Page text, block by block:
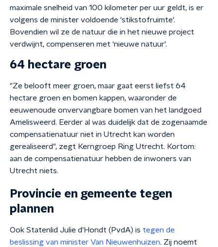
maximale snelheid van 100 kilometer per uur geldt, is er
volgens de minister voldoende 'stikstofruimte'.
Bovendien wil ze de natuur die in het nieuwe project
verdwijnt, compenseren met 'nieuwe natuur'.
64 hectare groen
"Ze belooft meer groen, maar gaat eerst liefst 64
hectare groen en bomen kappen, waaronder de
eeuwenoude onvervangbare bomen van het landgoed
Amelisweerd. Eerder al was duidelijk dat de zogenaamde
compensatienatuur niet in Utrecht kan worden
gerealiseerd", zegt Kerngroep Ring Utrecht. Kortom:
aan de compensatienatuur hebben de inwoners van
Utrecht niets.
Provincie en gemeente tegen
plannen
Ook Statenlid Julie d'Hondt (PvdA) is tegen de
beslissing van minister Van Nieuwenhuizen. Zij noemt